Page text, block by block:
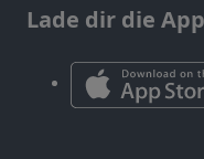
Lade dir die